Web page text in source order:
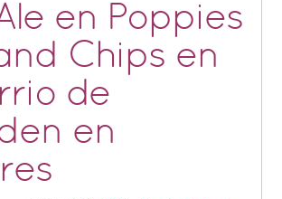
en Poppies
Chips en
de
en